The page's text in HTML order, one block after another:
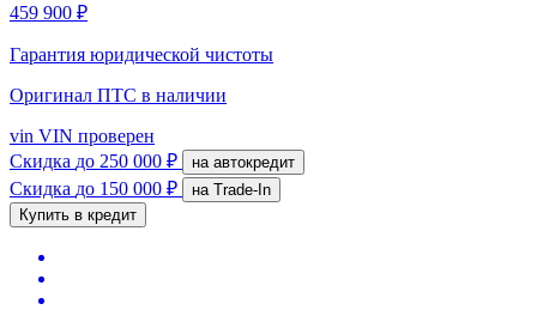
459 900 ₽
Гарантия юридической чистоты
Оригинал ПТС в наличии
vin VIN проверен
Скидка до 250 000 ₽ на автокредит
Скидка до 150 000 ₽
на Trade-In
Купить в кредит